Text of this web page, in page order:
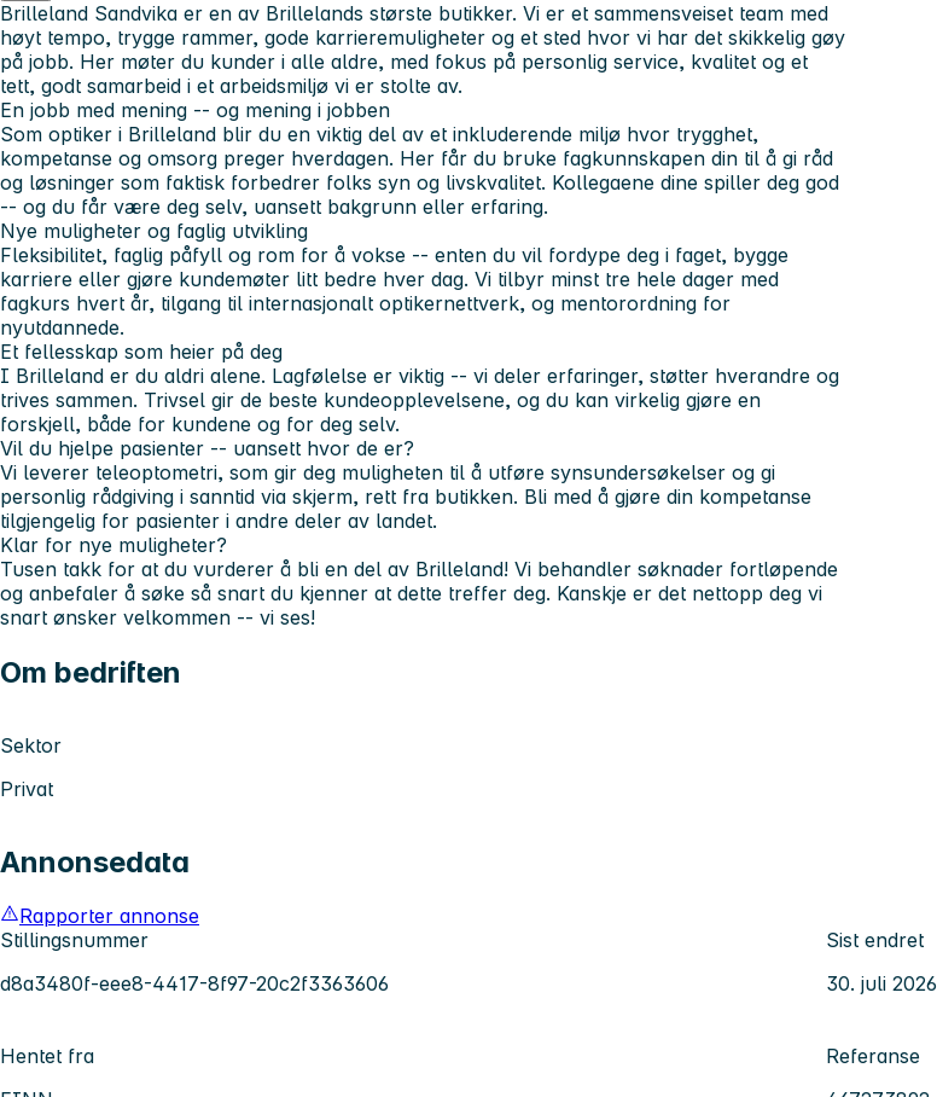
Brilleland Sandvika er en av Brillelands største butikker. Vi er et sammensveiset team med
høyt tempo, trygge rammer, gode karrieremuligheter og et sted hvor vi har det skikkelig gøy
på jobb. Her møter du kunder i alle aldre, med fokus på personlig service, kvalitet og et
tett, godt samarbeid i et arbeidsmiljø vi er stolte av.
En jobb med mening -- og mening i jobben
Som optiker i Brilleland blir du en viktig del av et inkluderende miljø hvor trygghet,
kompetanse og omsorg preger hverdagen. Her får du bruke fagkunnskapen din til å gi råd
og løsninger som faktisk forbedrer folks syn og livskvalitet. Kollegaene dine spiller deg god
-- og du får være deg selv, uansett bakgrunn eller erfaring.
Nye muligheter og faglig utvikling
Fleksibilitet, faglig påfyll og rom for å vokse -- enten du vil fordype deg i faget, bygge
karriere eller gjøre kundemøter litt bedre hver dag. Vi tilbyr minst tre hele dager med
fagkurs hvert år, tilgang til internasjonalt optikernettverk, og mentorordning for
nyutdannede.
Et fellesskap som heier på deg
I Brilleland er du aldri alene. Lagfølelse er viktig -- vi deler erfaringer, støtter hverandre og
trives sammen. Trivsel gir de beste kundeopplevelsene, og du kan virkelig gjøre en
forskjell, både for kundene og for deg selv.
Vil du hjelpe pasienter -- uansett hvor de er?
Vi leverer teleoptometri, som gir deg muligheten til å utføre synsundersøkelser og gi
personlig rådgiving i sanntid via skjerm, rett fra butikken. Bli med å gjøre din kompetanse
tilgjengelig for pasienter i andre deler av landet.
Klar for nye muligheter?
Tusen takk for at du vurderer å bli en del av Brilleland! Vi behandler søknader fortløpende
og anbefaler å søke så snart du kjenner at dette treffer deg. Kanskje er det nettopp deg vi
snart ønsker velkommen -- vi ses!
Om bedriften
Sektor
Privat
Annonsedata
Rapporter annonse
Stillingsnummer
d8a3480f-eee8-4417-8f97-20c2f3363606
Sist endret
30. juli 2026
Hentet fra
Referanse